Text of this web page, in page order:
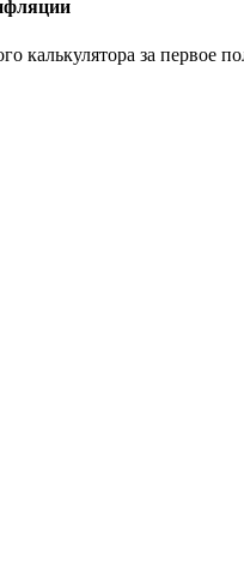
калькулятора за первое